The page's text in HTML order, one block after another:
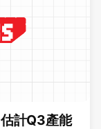
計Q3產能